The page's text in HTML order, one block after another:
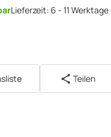
Lieferzeit: 6 - 11 Werktage
Teilen